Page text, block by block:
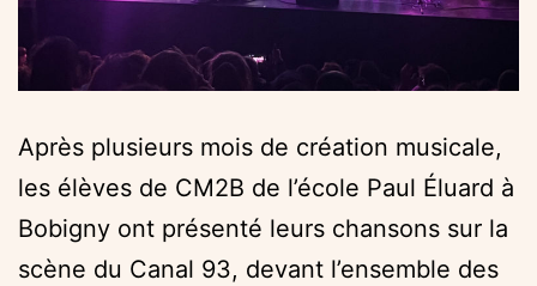
Après plusieurs mois de création musicale,
les élèves de CM2B de l’école Paul Éluard à
Bobigny ont présenté leurs chansons sur la
scène du Canal 93, devant l’ensemble des